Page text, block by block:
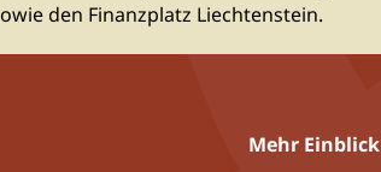
den Finanzplatz Liechtenstein.
Mehr Einblick